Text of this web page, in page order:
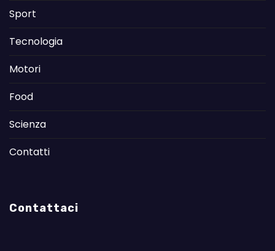
Sport
Tecnologia
Motori
Food
Scienza
Contatti
Contattaci